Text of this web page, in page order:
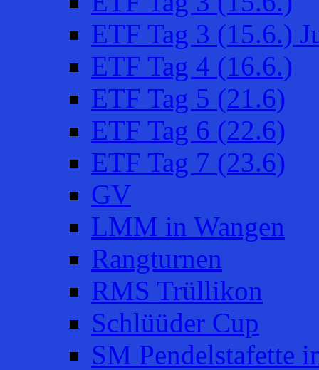
ETF Tag 3 (15.6.)
ETF Tag 4 (16.6.)
ETF Tag 5 (21.6)
ETF Tag 6 (22.6)
ETF Tag 7 (23.6)
GV
LMM in Wangen
Rangturnen
RMS Trüllikon
Schlüüder Cup
SM Pendelstafette